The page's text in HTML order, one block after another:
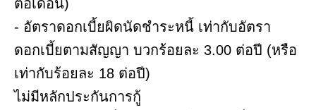
ต่อเดือน)
- อัตราดอกเบี้ยผิดนัดชำระหนี้ เท่ากับอัตรา
ดอกเบี้ยตามสัญญา บวกร้อยละ 3.00 ต่อปี (หรือ
เท่ากับร้อยละ 18 ต่อปี)
ไม่มีหลักประกันการกู้